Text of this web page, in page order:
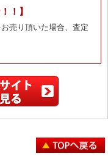
！】
売り頂いた場合、査定